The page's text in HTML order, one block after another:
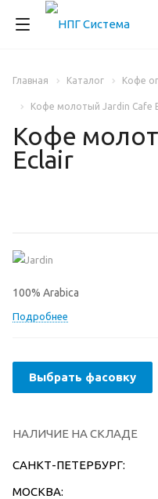
Главная Каталог Кофе
Кофе молотый Jardin Cafe
Кофе
Eclair
100% Arabica
Подробнее
Выбрать фасовку
НАЛИЧИЕ НА СКЛАДЕ
САНКТ-ПЕТЕРБУРГ:
МОСКВА: